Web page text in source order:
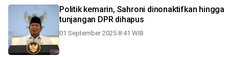
Politik kemarin, Sahroni dinonaktifkan hingga
tunjangan DPR dihapus
01 September 2025 8:41 WIB